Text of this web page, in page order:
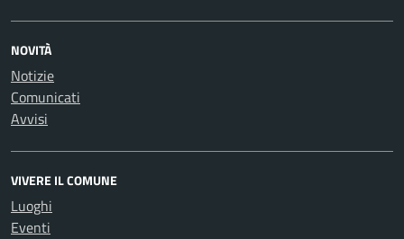
NOVITÀ
Notizie
Comunicati
Avvisi
VIVERE IL COMUNE
Luoghi
Eventi